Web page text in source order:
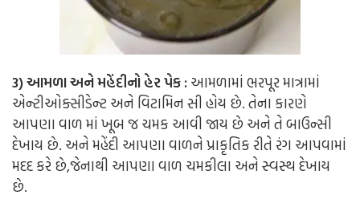
3) આમળા અને મહેંદીનો હેર પેક :આમળામાં ભરપૂર માત્રામાં
એન્ટીઓક્સીડેન્ટ અને વિટામિન સી હોય છે. તેના કારણે
આપણા વાળ માં ખૂબ જ ચમક આવી જાય છે અને તે બાઉન્સી
દેખાય છે. અને મહેંદી આપણા વાળને પ્રાકૃતિક રીતે રંગ આપવામાં
મદદ કરે છે,જેનાથી આપણા વાળ ચમકીલા અને સ્વસ્થ દેખાય
છે.